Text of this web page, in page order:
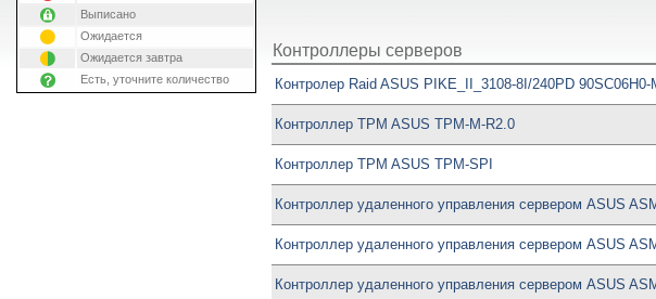
Выписано
Ожидается
Ожидается завтра
Есть, уточните количество
Контроллеры серверов
Контролер Raid ASUS PIKE_II_3108-8I/240PD 90SC06H0-
Контроллер TPM ASUS TPM-M-R2.0
Контроллер TPM ASUS TPM-SPI
Контроллер удаленного управления сервером ASUS
Контроллер удаленного управления сервером ASUS
Контроллер удаленного управления сервером ASUS